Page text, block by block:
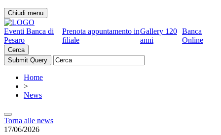
Chiudi menu
Eventi Banca di
Pesaro
Prenota appuntamento in
filiale
Gallery 120
anni
Banca
Online
Cerca
Home
>
News
Torna alle news
17/06/2026